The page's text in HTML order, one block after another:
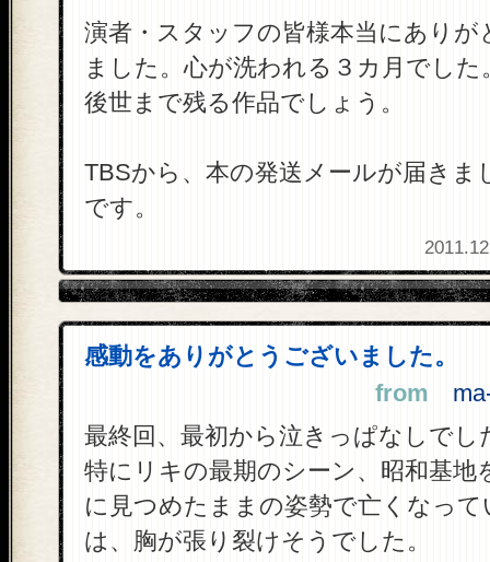
演者・スタッフの皆様本当にありが
ました。心が洗われる３カ月でした
後世まで残る作品でしょう。
TBSから、本の発送メールが届きま
です。
感動をありがとうございました。
from
最終回、最初から泣きっぱなしでし
特にリキの最期のシーン、昭和基地
に見つめたままの姿勢で亡くなっ
は、胸が張り裂けそうでした。